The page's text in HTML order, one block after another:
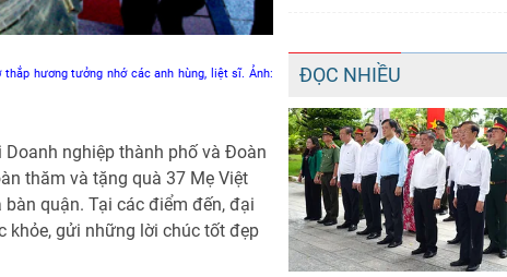
thắp hương tưởng nhớ các anh hùng, liệt sĩ. Ảnh:
Doanh nghiệp thành phố và Đoàn
thăm và tặng quà 37 Mẹ Việt
quận. Tại các điểm đến, đại
khỏe, gửi những lời chúc tốt đẹp
ĐỌC NHIỀU